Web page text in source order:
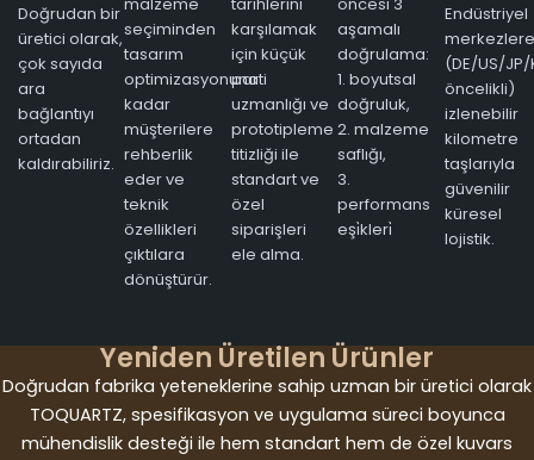
Doğrudan bir
üretici olarak,
çok sayıda
ara
bağlantıyı
ortadan
kaldırabiliriz.
malzeme
seçiminden
tasarım
optimizasyonuna
kadar
müşterilere
rehberlik
eder ve
teknik
özellikleri
çıktılara
dönüştürür.
tarihlerini
karşılamak
için küçük
parti
uzmanlığı ve
prototipleme
titizliği ile
standart ve
özel
siparişleri
ele alma.
öncesi 3
aşamalı
doğrulama:
1. boyutsal
doğruluk,
2. malzeme
saflığı,
3.
performans
eşi̇kleri̇
Endüstriyel
merkezlere
(DE/US/JP/
öncelikli)
izlenebilir
kilometre
taşlarıyla
güvenilir
küresel
lojistik.
Yeniden Üretilen Ürünler
Doğrudan fabrika yeteneklerine sahip uzman bir üretici olarak
TOQUARTZ, spesifikasyon ve uygulama süreci boyunca
mühendislik desteği ile hem standart hem de özel kuvars